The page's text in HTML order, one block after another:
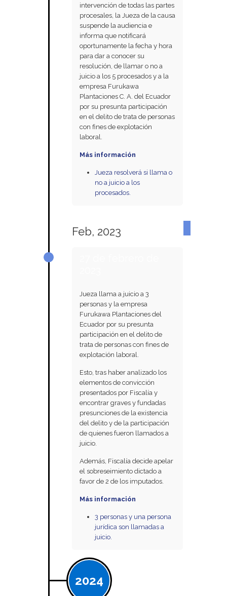
intervención de todas las partes
procesales, la Jueza de la causa
suspende la audiencia e
informa que notificará
oportunamente la fecha y hora
para dar a conocer su
resolución, de llamar o no a
juicio a los 5 procesados y a la
empresa Furukawa
Plantaciones C. A. del Ecuador
por su presunta participación
en el delito de trata de personas
con fines de explotación
laboral.
Más información
Jueza resolverá si llama o
no a juicio a los
procesados.
Feb, 2023
Jueza llama a juicio a 3
personas y la empresa
Furukawa Plantaciones del
Ecuador por su presunta
participación en el delito de
trata de personas con fines de
explotación laboral.
Esto, tras haber analizado los
elementos de convicción
presentados por Fiscalía y
encontrar graves y fundadas
presunciones de la existencia
del delito y de la participación
de quienes fueron llamados a
juicio.
Además, Fiscalía decide apelar
el sobreseimiento dictado a
favor de 2 de los imputados.
Más información
3 personas y una persona
jurídica son llamadas a
juicio.
2024